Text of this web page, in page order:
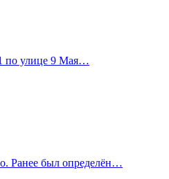
по улице 9 Мая…
Ранее был определён…